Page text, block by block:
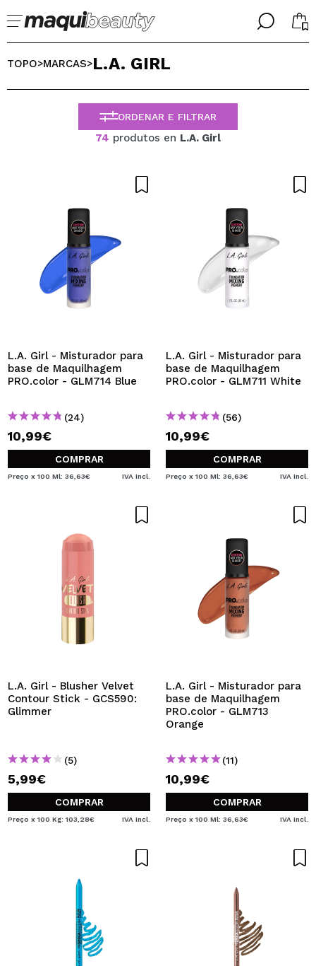
╳
BIENVENIDX!
Esqueceu-se da palavra-passe?
Eu não tenho uma conta aqui
Ao criar uma conta no Maquibeauty.pt pode fazer as suas
compras rapidamente, verificar o estado das suas
encomendas e consultar as suas operações anteriores.
╳
SELECIONE O SEU IDIOMA
PORTUGUESE
ESPAÑOL
ENGLISH
ITALIANO
TOPO>MARCAS>L.A. GIRL
ORDENAR E FILTRAR
74 produtos en L.A. Girl
L.A. Girl - Misturador para
base de Maquilhagem
PRO.color - GLM714 Blue
(24)
10,99€
COMPRAR
Preço x 100 Ml: 36,63€ IVA Incl.
L.A. Girl - Misturador para
base de Maquilhagem
PRO.color - GLM711 White
(56)
10,99€
COMPRAR
Preço x 100 Ml: 36,63€ IVA Incl.
L.A. Girl - Blusher Velvet
Contour Stick - GCS590:
Glimmer
(5)
5,99€
COMPRAR
Preço x 100 Kg: 103,28€ IVA Incl.
L.A. Girl - Misturador para
base de Maquilhagem
PRO.color - GLM713
Orange
(11)
10,99€
COMPRAR
Preço x 100 Ml: 36,63€ IVA Incl.